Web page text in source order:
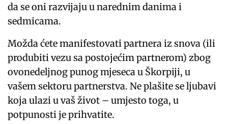
da se oni razvijaju u narednim danima i
sedmicama.
Možda ćete manifestovati partnera iz snova (ili
produbiti vezu sa postojećim partnerom) zbog
ovonedeljnog punog mjeseca u Škorpiji, u
vašem sektoru partnerstva. Ne plašite se ljubavi
koja ulazi u vaš život – umjesto toga, u
potpunosti je prihvatite.